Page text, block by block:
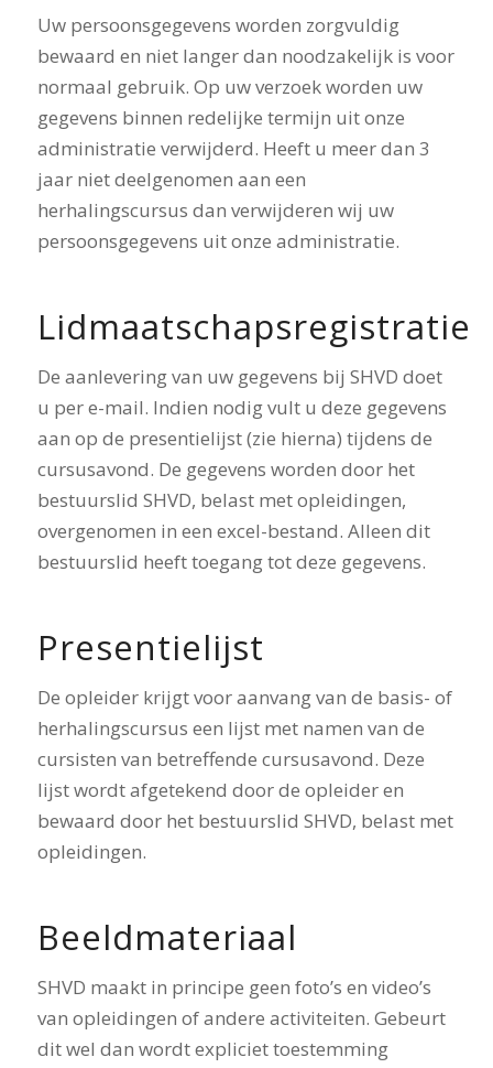
Uw persoonsgegevens worden zorgvuldig
bewaard en niet langer dan noodzakelijk is voor
normaal gebruik. Op uw verzoek worden uw
gegevens binnen redelijke termijn uit onze
administratie verwijderd. Heeft u meer dan 3
jaar niet deelgenomen aan een
herhalingscursus dan verwijderen wij uw
persoonsgegevens uit onze administratie.
Lidmaatschapsregistratie
De aanlevering van uw gegevens bij SHVD doet
u per e-mail. Indien nodig vult u deze gegevens
aan op de presentielijst (zie hierna) tijdens de
cursusavond. De gegevens worden door het
bestuurslid SHVD, belast met opleidingen,
overgenomen in een excel-bestand. Alleen dit
bestuurslid heeft toegang tot deze gegevens.
Presentielijst
De opleider krijgt voor aanvang van de basis- of
herhalingscursus een lijst met namen van de
cursisten van betreffende cursusavond. Deze
lijst wordt afgetekend door de opleider en
bewaard door het bestuurslid SHVD, belast met
opleidingen.
Beeldmateriaal
SHVD maakt in principe geen foto’s en video’s
van opleidingen of andere activiteiten. Gebeurt
dit wel dan wordt expliciet toestemming